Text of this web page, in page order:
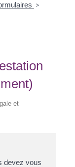
>
et
devez vous